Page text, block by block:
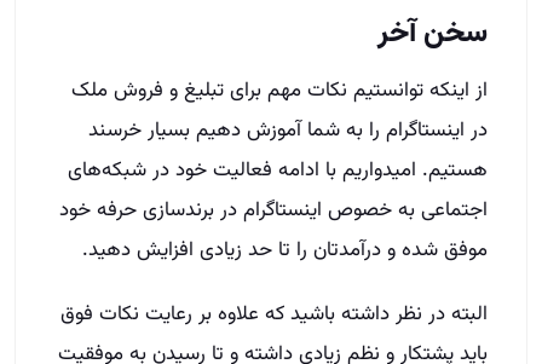
باید پشتکار و نظم زیادی داشته و تا رسیدن به موفقیت
دست از تلاش برندارید. اگر در این زمینه اطلاعاتی
ندارید می‌توانید با جذب یک نیروی آشنا با قواعد
اینستاگرام، مدیریت پیج خود را به او سپرده یا سئو
اینستاگرام را با استفاده از مجموعه‌های مرتبط انجام
دهید.